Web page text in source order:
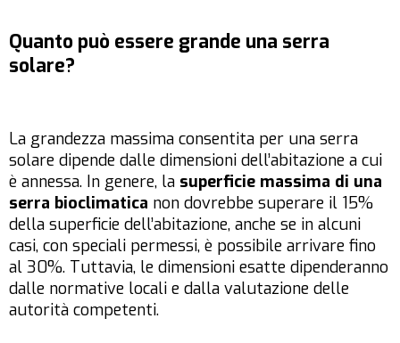
Quanto può essere grande una serra
solare?
La grandezza massima consentita per una serra
solare dipende dalle dimensioni dell’abitazione a cui
è annessa. In genere, la superficie massima di una
serra bioclimatica non dovrebbe superare il 15%
della superficie dell’abitazione, anche se in alcuni
casi, con speciali permessi, è possibile arrivare fino
al 30%. Tuttavia, le dimensioni esatte dipenderanno
dalle normative locali e dalla valutazione delle
autorità competenti.